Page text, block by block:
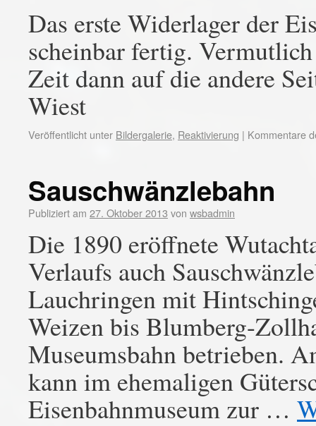
Das erste Widerlager der
scheinbar fertig.
Zeit dann auf die andere
Wiest
Veröffentlicht unter Bildergalerie, Reaktivierung | Kommentare
Sauschwänzlebahn
Publiziert am 27. Oktober 2013 von wsbadmin
Die 1890 eröffnete
Verlaufs auch
Lauchringen mit
Weizen bis Blumberg-
Museumsbahn betrieben.
kann im ehemaligen
Eisenbahnmuseum zur …